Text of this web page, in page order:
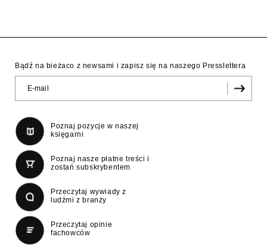
Bądź na bieżaco z newsami i zapisz się na naszego Presslettera
Poznaj pozycje w naszej
księgarni
Poznaj nasze płatne treści i
zostań subskrybentem
Przeczytaj wywiady z
ludźmi z branży
Przeczytaj opinie
fachowców